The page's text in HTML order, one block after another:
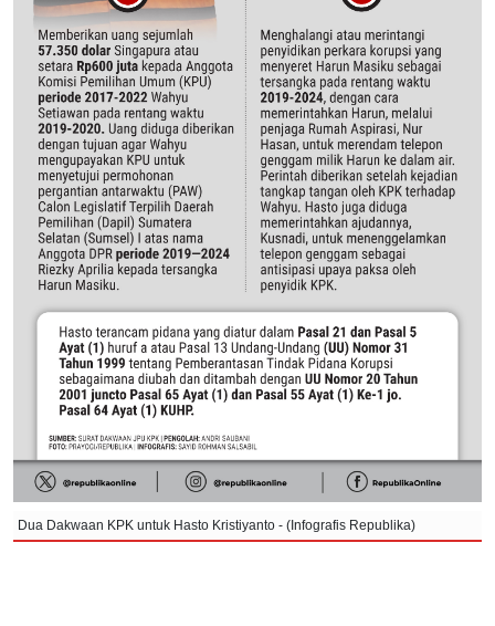
Dua Dakwaan KPK untuk Hasto Kristiyanto - (Infografis Republika)